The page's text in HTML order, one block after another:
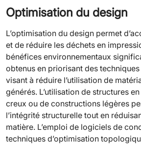
Optimisation du design
L’optimisation du design permet
et de réduire les déchets en
bénéfices environnementaux
obtenus en priorisant des
visant à réduire l’utilisation de
générés. L’utilisation de structures
creux ou de constructions légères
l’intégrité structurelle tout en
matière. L’emploi de logiciels de
techniques d’optimisation